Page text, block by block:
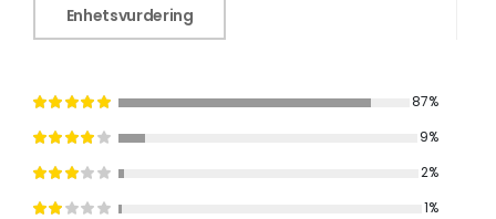
Enhetsvurdering
87%
9%
2%
1%